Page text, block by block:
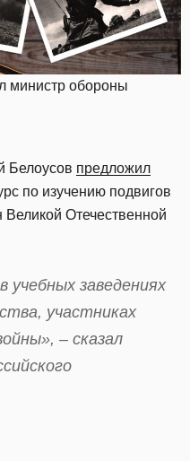
министр обороны
Белоусов предложил
по изучению подвигов
Отечественной
заведениях
участниках
– сказал